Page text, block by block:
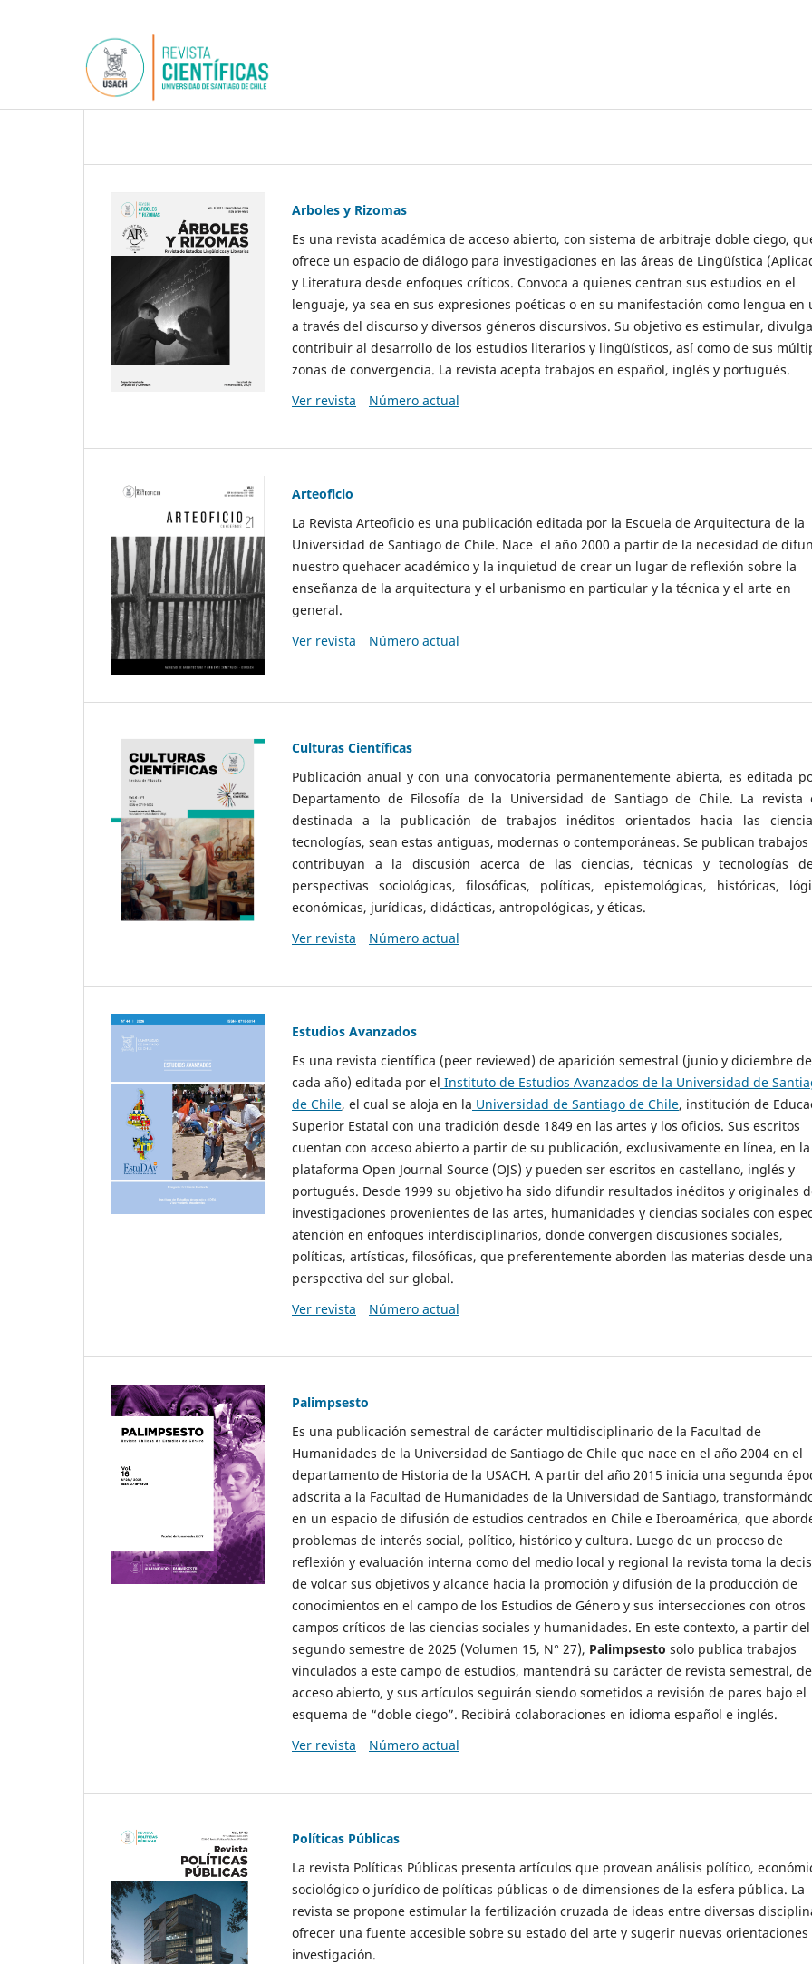
Arboles y Rizomas
Es una revista académica de acceso abierto, con sistema de arbitraje doble ciego,
ofrece un espacio de diálogo para investigaciones en las áreas de Lingüística
y Literatura desde enfoques críticos. Convoca a quienes centran sus estudios en el
lenguaje, ya sea en sus expresiones poéticas o en su manifestación como lengua en
a través del discurso y diversos géneros discursivos. Su objetivo es estimular,
contribuir al desarrollo de los estudios literarios y lingüísticos, así como de sus
zonas de convergencia. La revista acepta trabajos en español, inglés y portugués.
Ver revista
Número actual
Arteoficio
La Revista Arteoficio es una publicación editada por la Escuela de Arquitectura de la
Universidad de Santiago de Chile. Nace el año 2000 a partir de la necesidad de
nuestro quehacer académico y la inquietud de crear un lugar de reflexión sobre la
enseñanza de la arquitectura y el urbanismo en particular y la técnica y el arte en
general.
Ver revista
Número actual
Culturas Científicas
Publicación anual y con una convocatoria permanentemente abierta, es editada
Departamento de Filosofía de la Universidad de Santiago de Chile. La revista
destinada a la publicación de trabajos inéditos orientados hacia las
tecnologías, sean estas antiguas, modernas o contemporáneas. Se publican
contribuyan a la discusión acerca de las ciencias, técnicas y tecnologías
perspectivas sociológicas, filosóficas, políticas, epistemológicas, históricas,
económicas, jurídicas, didácticas, antropológicas, y éticas.
Ver revista
Número actual
Estudios Avanzados
Es una revista científica (peer reviewed) de aparición semestral (junio y diciembre de
cada año) editada por el Instituto de Estudios Avanzados de la Universidad de
de Chile, el cual se aloja en la Universidad de Santiago de Chile, institución de
Superior Estatal con una tradición desde 1849 en las artes y los oficios. Sus escritos
cuentan con acceso abierto a partir de su publicación, exclusivamente en línea, en la
plataforma Open Journal Source (OJS) y pueden ser escritos en castellano, inglés y
portugués. Desde 1999 su objetivo ha sido difundir resultados inéditos y originales
investigaciones provenientes de las artes, humanidades y ciencias sociales con
atención en enfoques interdisciplinarios, donde convergen discusiones sociales,
políticas, artísticas, filosóficas, que preferentemente aborden las materias desde una
perspectiva del sur global.
Ver revista
Número actual
Palimpsesto
Es una publicación semestral de carácter multidisciplinario de la Facultad de
Humanidades de la Universidad de Santiago de Chile que nace en el año 2004 en el
departamento de Historia de la USACH. A partir del año 2015 inicia una segunda
adscrita a la Facultad de Humanidades de la Universidad de Santiago,
en un espacio de difusión de estudios centrados en Chile e Iberoamérica, que
problemas de interés social, político, histórico y cultura. Luego de un proceso de
reflexión y evaluación interna como del medio local y regional la revista toma la
de volcar sus objetivos y alcance hacia la promoción y difusión de la producción de
conocimientos en el campo de los Estudios de Género y sus intersecciones con otros
campos críticos de las ciencias sociales y humanidades. En este contexto, a partir del
segundo semestre de 2025 (Volumen 15, N° 27), Palimpsesto solo publica trabajos
vinculados a este campo de estudios, mantendrá su carácter de revista semestral, de
acceso abierto, y sus artículos seguirán siendo sometidos a revisión de pares bajo el
esquema de “doble ciego”. Recibirá colaboraciones en idioma español e inglés.
Ver revista
Número actual
Políticas Públicas
La revista Políticas Públicas presenta artículos que provean análisis político,
sociológico o jurídico de políticas públicas o de dimensiones de la esfera pública. La
revista se propone estimular la fertilización cruzada de ideas entre diversas
ofrecer una fuente accesible sobre su estado del arte y sugerir nuevas orientaciones
investigación.